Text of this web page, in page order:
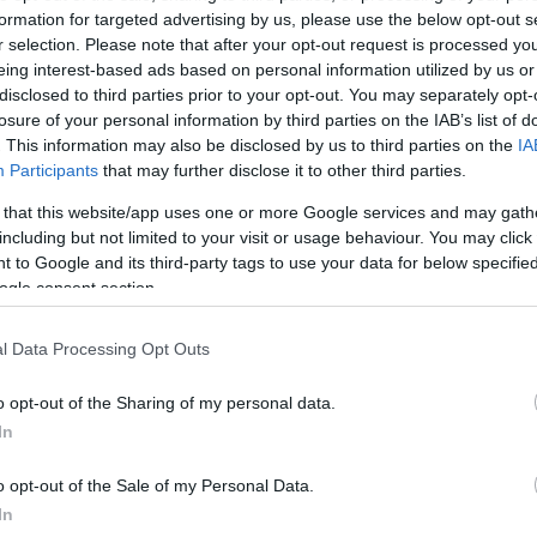
for targeted advertising by us, please use the below opt-out
selection. Please note that after your opt-out request is processed
interest-based ads based on personal information utilized by us
to third parties prior to your opt-out. You may separately
of your personal information by third parties on the IAB’s list of
This information may also be disclosed by us to third parties on the
Participants that may further disclose it to other third parties.
that this website/app uses one or more Google services and may
but not limited to your visit or usage behaviour. You may
to Google and its third-party tags to use your data for below
consent section.
Data Processing Opt Outs
opt-out of the Sharing of my personal data.
opt-out of the Sale of my Personal Data.
είναι μαζί στις εθνικές ομάδες από το μακρινό
χρόνια κάνουν πολλές κοινές προπονήσεις, αλλά
ξεκινάει στις 20:12 και θα μεταδοθεί ζωντανά
ΔΙΑΦΗΜΙΣΗ